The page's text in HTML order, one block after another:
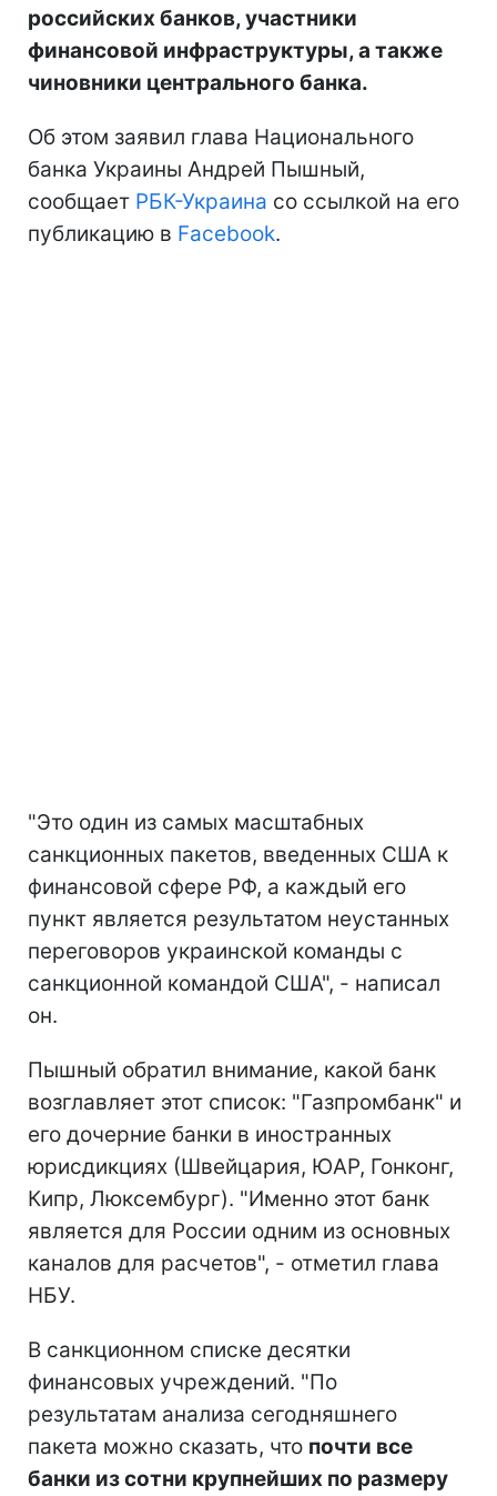
российских банков, участники
финансовой инфраструктуры, а также
чиновники центрального банка.
Об этом заявил глава Национального
банка Украины Андрей Пышный,
сообщает РБК-Украина со ссылкой на его
публикацию в Facebook.
"Это один из самых масштабных
санкционных пакетов, введенных США к
финансовой сфере РФ, а каждый его
пункт является результатом неустанных
переговоров украинской команды с
санкционной командой США", - написал
он.
Пышный обратил внимание, какой банк
возглавляет этот список: "Газпромбанк" и
его дочерние банки в иностранных
юрисдикциях (Швейцария, ЮАР, Гонконг,
Кипр, Люксембург). "Именно этот банк
является для России одним из основных
каналов для расчетов", - отметил глава
НБУ.
В санкционном списке десятки
финансовых учреждений. "По
результатам анализа сегодняшнего
пакета можно сказать, что почти все
банки из сотни крупнейших по размеру